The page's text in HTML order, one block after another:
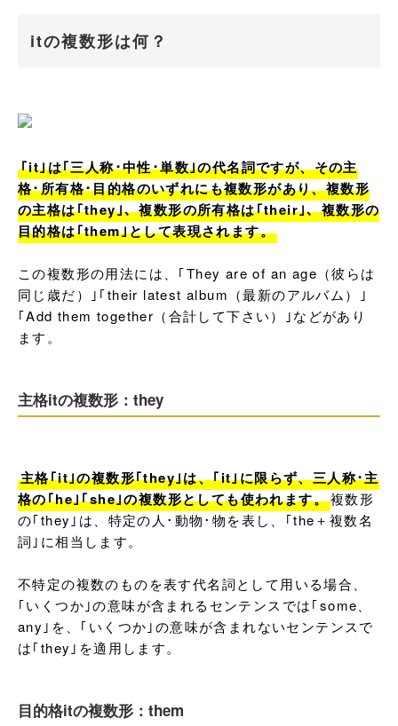
itの複数形は何？
｢it｣は｢三人称･中性･単数｣の代名詞ですが、その主
格･所有格･目的格のいずれにも複数形があり、複数形
の主格は｢they｣、複数形の所有格は｢their｣、複数形の
目的格は｢them｣として表現されます。
この複数形の用法には、｢They are of an age（彼らは
同じ歳だ）｣｢their latest album（最新のアルバム）｣
｢Add them together（合計して下さい）｣などがあり
ます。
主格itの複数形：they
主格｢it｣の複数形｢they｣は、｢it｣に限らず、三人称･主
格の｢he｣｢she｣の複数形としても使われます。複数形
の｢they｣は、特定の人･動物･物を表し、｢the＋複数名
詞｣に相当します。
不特定の複数のものを表す代名詞として用いる場合、
｢いくつか｣の意味が含まれるセンテンスでは｢some、
any｣を、｢いくつか｣の意味が含まれないセンテンスで
は｢they｣を適用します。
目的格itの複数形：them